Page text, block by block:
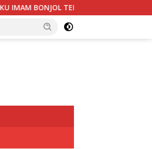
ANGGOTA DPD RI H. IRMAN